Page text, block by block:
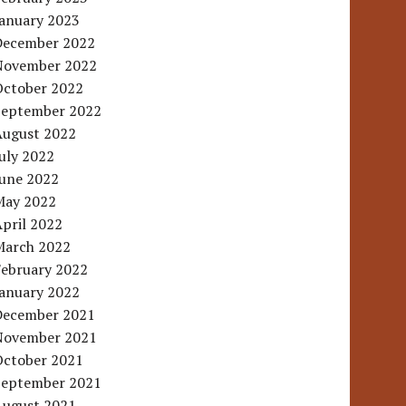
2023
2022
2022
2022
2022
2022
2022
2022
2022
2022
2022
2022
2022
2021
2021
2021
2021